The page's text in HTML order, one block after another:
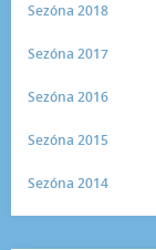
Sezóna 2018
Sezóna 2017
Sezóna 2016
Sezóna 2015
Sezóna 2014